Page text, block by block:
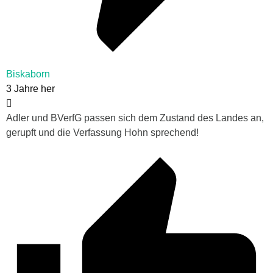
Biskaborn
3 Jahre her
Adler und BVerfG passen sich dem Zustand des Landes an,
gerupft und die Verfassung Hohn sprechend!